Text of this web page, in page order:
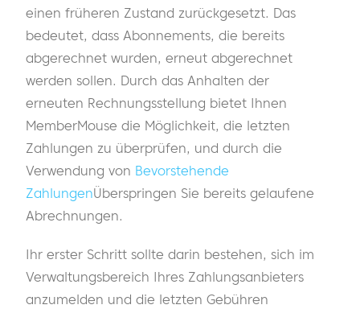
einen früheren Zustand zurückgesetzt. Das
bedeutet, dass Abonnements, die bereits
abgerechnet wurden, erneut abgerechnet
werden sollen. Durch das Anhalten der
erneuten Rechnungsstellung bietet Ihnen
MemberMouse die Möglichkeit, die letzten
Zahlungen zu überprüfen, und durch die
Verwendung von Bevorstehende
ZahlungenÜberspringen Sie bereits gelaufene
Abrechnungen.
Ihr erster Schritt sollte darin bestehen, sich im
Verwaltungsbereich Ihres Zahlungsanbieters
anzumelden und die letzten Gebühren